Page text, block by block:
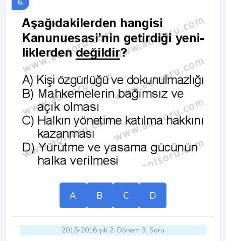
6.
A B C D
2015-2016 yılı 2. Dönem 3. Soru